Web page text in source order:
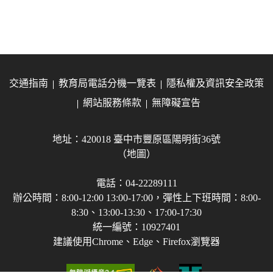
交通指南 教育局電話分機一覽表
隱私權及資訊安全政策
網站服務條款
無障礙宣告
地址：420018 臺中市豐原區陽明街36號
（地圖）
電話：04-22289111
辦公時間：8:00-12:00 13:00-17:00，彈性上下班時間：8:00-
8:30、13:00-13:30、17:00-17:30
統一編號：10927401
建議使用Chrome、Edge、Firefox瀏覽器